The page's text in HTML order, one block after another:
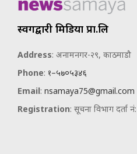
स्वर्गद्वारी मिडिया प्रा.लि
Address: अनामनगर-२९, काठमाडौ
Phone: १–५७०५३४६
Email: nsamaya75@gmail.com
Registration: सूचना विभाग दर्ता